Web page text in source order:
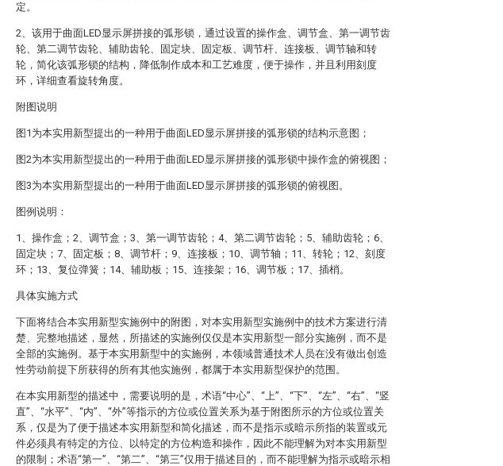
定。
2、该用于曲面LED显示屏拼接的弧形锁，通过设置的操作盒、调节盒、第一调节齿
轮、第二调节齿轮、辅助齿轮、固定块、固定板、调节杆、连接板、调节轴和转
轮，简化该弧形锁的结构，降低制作成本和工艺难度，便于操作，并且利用刻度
环，详细查看旋转角度。
附图说明
图1为本实用新型提出的一种用于曲面LED显示屏拼接的弧形锁的结构示意图；
图2为本实用新型提出的一种用于曲面LED显示屏拼接的弧形锁中操作盒的俯视图；
图3为本实用新型提出的一种用于曲面LED显示屏拼接的弧形锁的俯视图。
图例说明：
1、操作盒；2、调节盒；3、第一调节齿轮；4、第二调节齿轮；5、辅助齿轮；6、
固定块；7、固定板；8、调节杆；9、连接板；10、调节轴；11、转轮；12、刻度
环；13、复位弹簧；14、辅助板；15、连接架；16、调节板；17、插梢。
具体实施方式
下面将结合本实用新型实施例中的附图，对本实用新型实施例中的技术方案进行清
楚、完整地描述，显然，所描述的实施例仅仅是本实用新型一部分实施例，而不是
全部的实施例。基于本实用新型中的实施例，本领域普通技术人员在没有做出创造
性劳动前提下所获得的所有其他实施例，都属于本实用新型保护的范围。
在本实用新型的描述中，需要说明的是，术语“中心”、“上”、“下”、“左”、“右”、“竖
直”、“水平”、“内”、“外”等指示的方位或位置关系为基于附图所示的方位或位置关
系，仅是为了便于描述本实用新型和简化描述，而不是指示或暗示所指的装置或元
件必须具有特定的方位、以特定的方位构造和操作，因此不能理解为对本实用新型
的限制；术语“第一”、“第二”、“第三”仅用于描述目的，而不能理解为指示或暗示相